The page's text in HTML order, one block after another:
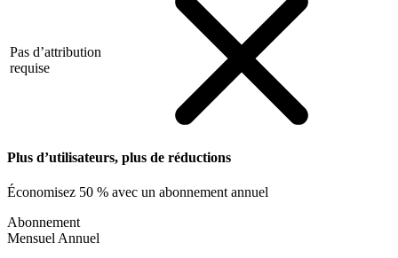
Pas d’attribution
requise
Plus d’utilisateurs, plus de réductions
Économisez 50 % avec un abonnement annuel
Abonnement
Mensuel Annuel